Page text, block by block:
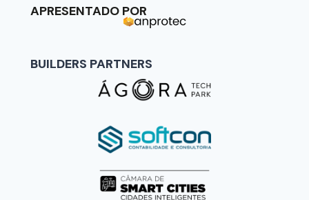
APRESENTADO POR
BUILDERS PARTNERS